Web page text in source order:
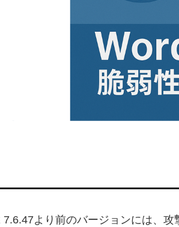
7.6.47より前のバージョンには、